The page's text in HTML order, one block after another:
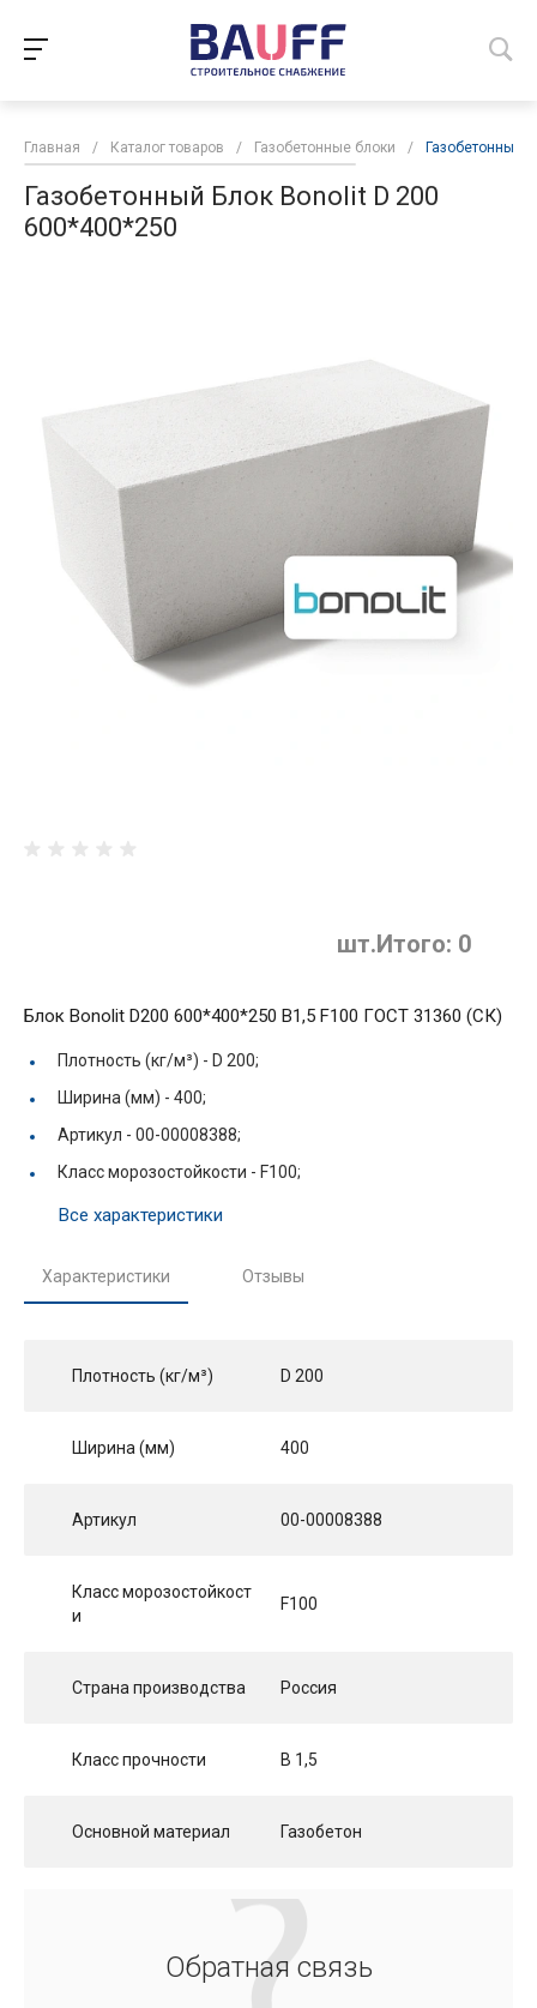
Главная / Каталог товаров / Газобетонные блоки / Газобетонный
Газобетонный Блок Bonolit D 200
600*400*250
шт.Итого: 0
Блок Bonolit D200 600*400*250 B1,5 F100 ГОСТ 31360 (СК)
Плотность (кг/м³) - D 200;
Ширина (мм) - 400;
Артикул - 00-00008388;
Класс морозостойкости - F100;
Все характеристики
Характеристики Отзывы
Плотность (кг/м³) D 200
Ширина (мм) 400
Артикул 00-00008388
Класс морозостойкост
и
F100
Страна производства Россия
Класс прочности B 1,5
Основной материал Газобетон
Обратная связь